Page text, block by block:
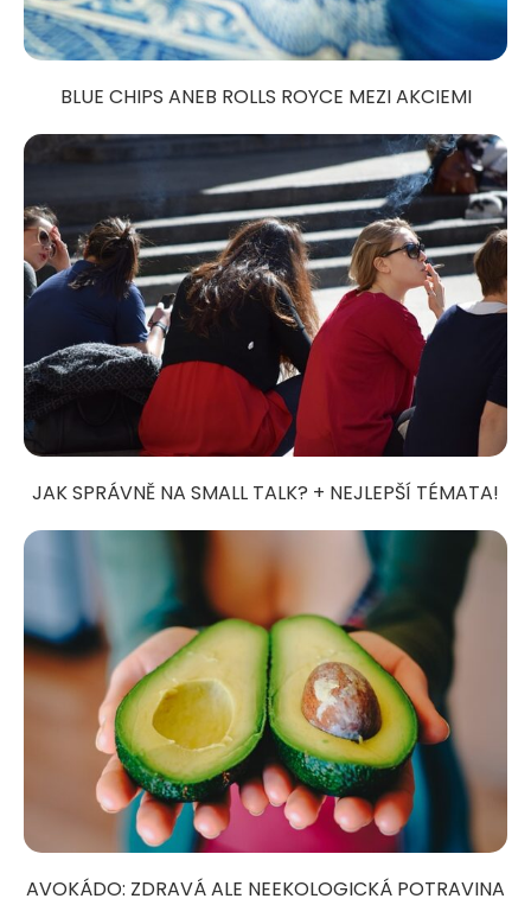
BLUE CHIPS ANEB ROLLS ROYCE MEZI AKCIEMI
JAK SPRÁVNĚ NA SMALL TALK? + NEJLEPŠÍ TÉMATA!
AVOKÁDO: ZDRAVÁ ALE NEEKOLOGICKÁ POTRAVINA